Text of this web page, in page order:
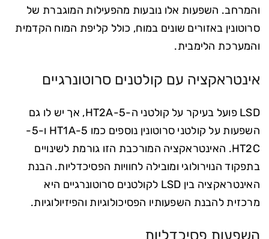
והמרחב. השפעות אלו נובעות מהפעילות המוגברת של
סרוטונין באזורים שונים במוח, כולל קליפת המוח הקדמית
והמערכת הלימבית.
אינטראקציה עם קולטנים סרוטונרגיים
LSD פועל בעיקר על קולטני ה-5-HT2A, אך יש לו גם
השפעות על קולטני סרוטונין נוספים כמו 5-HT1A ו-5-
HT2C. האינטראקציה המורכבת הזו גורמת לשינויים
בתפקוד הנוירולוגי ומובילה לחוויות הפסיכדליות. הבנת
האינטראקציה בין LSD לקולטנים סרוטונרגיים היא
מרכזית להבנת השפעותיו הפסיכולוגיות והפיזיולוגיות.
השפעות פסיכדליות